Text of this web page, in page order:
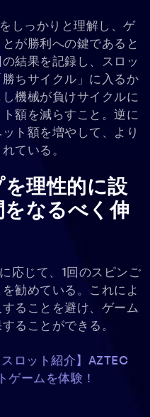
しっかりと理解し、ゲ
が勝利への鍵であると
結果を記録し、スロッ
勝ちサイクル」に入るか
機械が負けサイクルに
額を減らすこと。逆に
ト額を増やして、より
ている。
理性的に設
なるべく伸
応じて、1回のスピンご
勧めている。これによ
ることを避け、ゲーム
ることができる。
スロット紹介】AZTEC
ゲームを体験！